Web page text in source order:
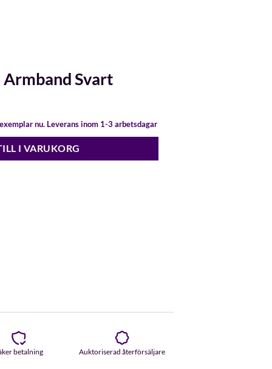
Svart
nu. Leverans inom 1-3 arbetsdagar
I VARUKORG
betalning Auktoriserad återförsäljare